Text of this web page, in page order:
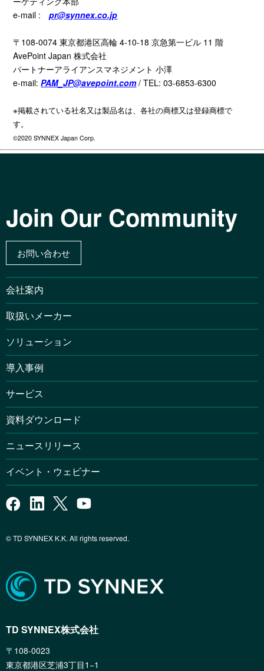
e-mail :
pr@synnex.co.jp
〒 108-0074東京都港区高輪 4-10-18京急第一ビル 11階
AvePoint Japan株式会社
パートナーアライアンスマネジメント 小澤
e-mail:PAM_JP@avepoint.com / TEL: 03-6853-6300
※掲載されている社名又は製品名は、各社の商標又は登録商標で
す。
©2020 SYNNEX Japan Corp.
Join Our Community
お問い合わせ
会社案内
取扱いメーカー
ソリューション
導入事例
サービス
資料ダウンロード
ニュースリリース
イベント・ウェビナー
© TD SYNNEX K.K. All rights reserved.
TD SYNNEX株式会社
〒108-0023
東京都港区芝浦3丁目1−1